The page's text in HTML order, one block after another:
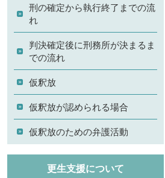
刑の確定から執行終了までの流
れ
判決確定後に刑務所が決まるま
での流れ
仮釈放
仮釈放が認められる場合
仮釈放のための弁護活動
更生支援について